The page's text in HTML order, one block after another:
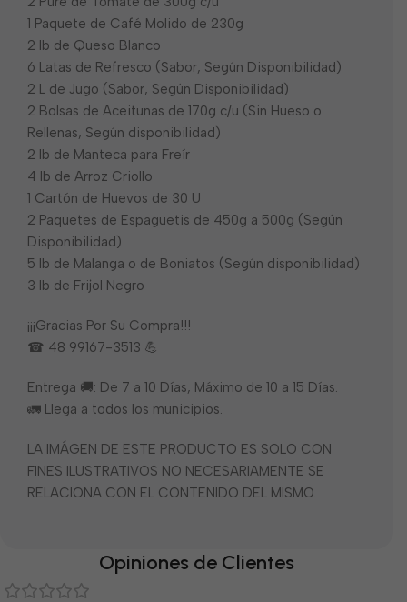
1 Paquete de Café Molido de 230g
2 lb de Queso Blanco
6 Latas de Refresco (Sabor, Según Disponibilidad)
2 L de Jugo (Sabor, Según Disponibilidad)
2 Bolsas de Aceitunas de 170g c/u (Sin Hueso o
Rellenas, Según disponibilidad)
2 lb de Manteca para Freír
4 lb de Arroz Criollo
1 Cartón de Huevos de 30 U
2 Paquetes de Espaguetis de 450g a 500g (Según
Disponibilidad)
5 lb de Malanga o de Boniatos (Según disponibilidad)
3 lb de Frijol Negro
¡¡¡Gracias Por Su Compra!!!
☎ 48 99167-3513 💪
Entrega 🚚: De 7 a 10 Días, Máximo de 10 a 15 Días.
🚛 Llega a todos los municipios.
LA IMÁGEN DE ESTE PRODUCTO ES SOLO CON
FINES ILUSTRATIVOS NO NECESARIAMENTE SE
RELACIONA CON EL CONTENIDO DEL MISMO.
Opiniones de Clientes